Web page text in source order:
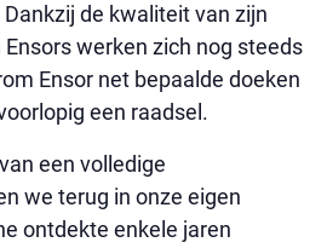
de kwaliteit van zijn
werken zich nog steeds
Ensor net bepaalde doeken
een raadsel.
een volledige
we terug in onze eigen
ontdekte enkele jaren